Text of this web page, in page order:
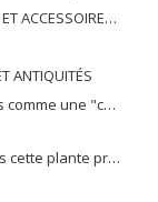
DE CELLES-CI
ANTIQUITÉS
pour ses graines dans certaines régions d'Afrique.
le couscous, la bouillie, les boulettes, les beignets et même le pain.